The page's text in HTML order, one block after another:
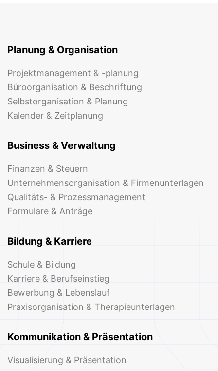
Planung & Organisation
Projektmanagement & -planung
Büroorganisation & Beschriftung
Selbstorganisation & Planung
Kalender & Zeitplanung
Business & Verwaltung
Finanzen & Steuern
Unternehmensorganisation & Firmenunterlagen
Qualitäts- & Prozessmanagement
Formulare & Anträge
Bildung & Karriere
Schule & Bildung
Karriere & Berufseinstieg
Bewerbung & Lebenslauf
Praxisorganisation & Therapieunterlagen
Kommunikation & Präsentation
Visualisierung & Präsentation